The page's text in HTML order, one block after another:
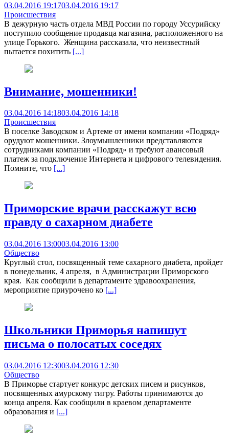
03.04.2016 19:1703.04.2016 19:17
Происшествия
В дежурную часть отдела МВД России по городу Уссурийску
поступило сообщение продавца магазина, расположенного на
улице Горького. Женщина рассказала, что неизвестный
пытается похитить [...]
Внимание, мошенники!
03.04.2016 14:1803.04.2016 14:18
Происшествия
В поселке Заводском и Артеме от имени компании «Подряд»
орудуют мошенники. Злоумышленники представляются
сотрудниками компании «Подряд» и требуют авансовый
платеж за подключение Интернета и цифрового телевидения.
Помните, что [...]
Приморские врачи расскажут всю
правду о сахарном диабете
03.04.2016 13:0003.04.2016 13:00
Общество
Круглый стол, посвященный теме сахарного диабета, пройдет
в понедельник, 4 апреля, в Администрации Приморского
края. Как сообщили в департаменте здравоохранения,
мероприятие приурочено ко [...]
Школьники Приморья напишут
письма о полосатых соседях
03.04.2016 12:3003.04.2016 12:30
Общество
В Приморье стартует конкурс детских писем и рисунков,
посвященных амурскому тигру. Работы принимаются до
конца апреля. Как сообщили в краевом департаменте
образования и [...]